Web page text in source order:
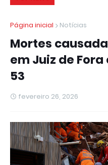
Página inicial
Notícias
Mortes
em Juiz de
53
fevereiro 26, 2026